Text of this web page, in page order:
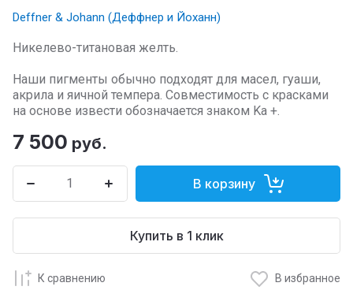
Deffner & Johann (Деффнер и Йоханн)
Никелево-титановая желть.
Наши пигменты обычно подходят для масел, гуаши,
акрила и яичной темпера. Совместимость с красками
на основе извести обозначается знаком Ka +.
7 500 руб.
В корзину
Купить в 1 клик
К сравнению В избранное